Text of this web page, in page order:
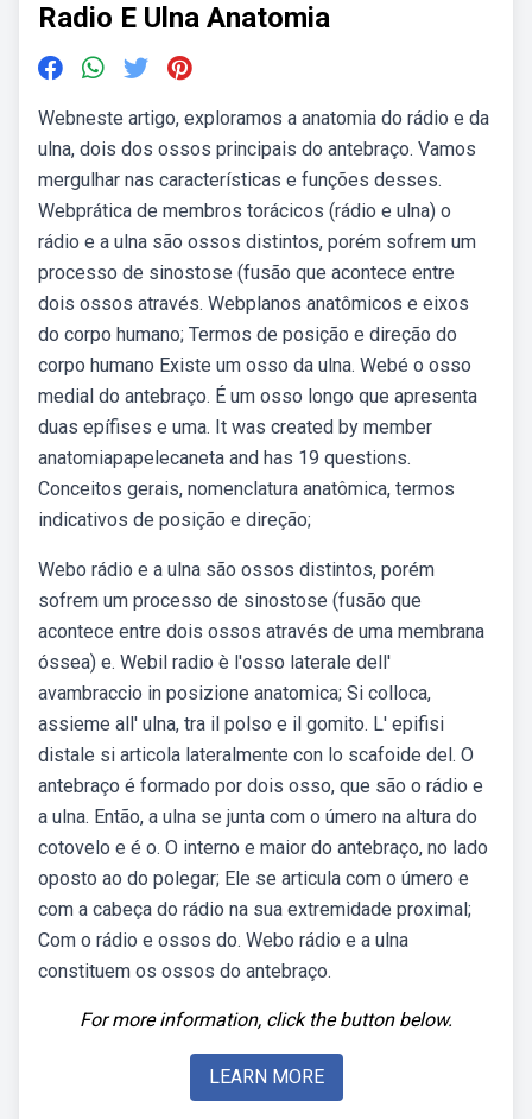
Radio E Ulna Anatomia
Webneste artigo, exploramos a anatomia do rádio e da
ulna, dois dos ossos principais do antebraço. Vamos
mergulhar nas características e funções desses.
Webprática de membros torácicos (rádio e ulna) o
rádio e a ulna são ossos distintos, porém sofrem um
processo de sinostose (fusão que acontece entre
dois ossos através. Webplanos anatômicos e eixos
do corpo humano; Termos de posição e direção do
corpo humano Existe um osso da ulna. Webé o osso
medial do antebraço. É um osso longo que apresenta
duas epífises e uma. It was created by member
anatomiapapelecaneta and has 19 questions.
Conceitos gerais, nomenclatura anatômica, termos
indicativos de posição e direção;
Webo rádio e a ulna são ossos distintos, porém
sofrem um processo de sinostose (fusão que
acontece entre dois ossos através de uma membrana
óssea) e. Webil radio è l'osso laterale dell'
avambraccio in posizione anatomica; Si colloca,
assieme all' ulna, tra il polso e il gomito. L' epifisi
distale si articola lateralmente con lo scafoide del. O
antebraço é formado por dois osso, que são o rádio e
a ulna. Então, a ulna se junta com o úmero na altura do
cotovelo e é o. O interno e maior do antebraço, no lado
oposto ao do polegar; Ele se articula com o úmero e
com a cabeça do rádio na sua extremidade proximal;
Com o rádio e ossos do. Webo rádio e a ulna
constituem os ossos do antebraço.
For more information, click the button below.
LEARN MORE